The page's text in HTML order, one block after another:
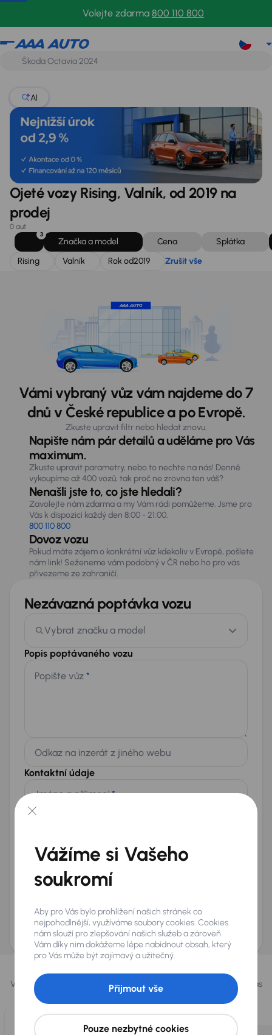
Volejte zdarma 800 110 800
Rising
AI
Ojeté vozy Rising, Valník, od 2019 na
prodej
0 aut
3
Značka a model Cena
Splátka
Rising
Valník Rok od2019 Zrušit vše
Vámi vybraný vůz vám najdeme do 7
dnů v České republice a po Evropě.
Zkuste upravit filtr nebo hledat znovu.
Napište nám pár detailů a uděláme pro Vás
maximum.
Zkuste upravit parametry, nebo to nechte na nás! Denně
vykoupíme až 400 vozů, tak proč ne zrovna ten váš?
Nenašli jste to, co jste hledali?
Zavolejte nám zdarma a my Vám rádi pomůžeme. Jsme pro
Vás k dispozici každý den 8:00 - 21:00.
800 110 800
Dovoz vozu
Pokud máte zájem o konkrétní vůz kdekoliv v Evropě, pošlete
nám link! Seženeme vám podobný v ČR nebo ho pro vás
přivezeme ze zahraničí.
Nezávazná poptávka vozu
Vybrat značku a model
Popis poptávaného vozu
Popište vůz *
Odkaz na inzerát z jiného webu
Kontaktní údaje
Jméno a příjmení*
+420
E-mail*
Přeji si dostávat informace o atraktivních slevových
nabídkách
AURES Holdings a.s., se sídlem Dopraváků 874/15, Čimice, 184 00 Praha 8 bude
uchovávat a zpracovávat vaše osobní údaje v souladu se zásadami ochrany a
zpracováníosobních údajů.
Vybrali jsme pro vás
Vybíráme pro vás ty nejlepší vozy
z naší nabídky. Každý den pro vás
vykoupíme až 400 vozů
Vážíme si Vašeho
soukromí
Aby pro Vás bylo prohlížení našich stránek co
nejpohodlnější, využíváme soubory cookies. Cookies
nám slouží pro zlepšování našich služeb a zároveň
Vám díky nim dokážeme lépe nabídnout obsah, který
pro Vás může být zajímavý a užitečný.
Pouze nezbytné cookies
Přijmout vše